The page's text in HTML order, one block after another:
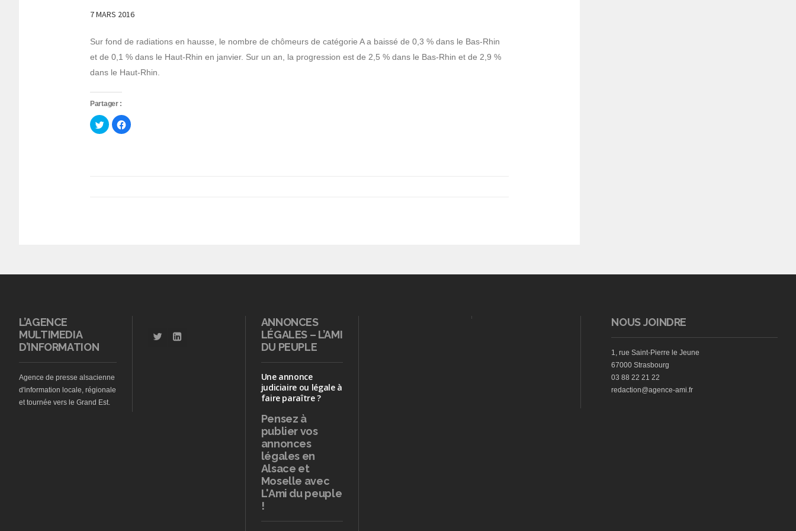
7 MARS 2016
Sur fond de radiations en hausse, le nombre de chômeurs de catégorie A a baissé de 0,3 % dans le Bas-Rhin
et de 0,1 % dans le Haut-Rhin en janvier. Sur un an, la progression est de 2,5 % dans le Bas-Rhin et de 2,9 %
dans le Haut-Rhin.
Partager :
Cliquez
pour
partager
Cliquez
pour
L’AGENCE
MULTIMEDIA
D’INFORMATION
Agence de presse alsacienne
d'information locale, régionale
et tournée vers le Grand Est.
ANNONCES
LÉGALES – L’AMI
DU PEUPLE
Une annonce
judiciaire ou légale à
faire paraître ?
Pensez à
publiervos
annonces
légales en
Alsace et
Moselle avec
L'Ami du peuple
!
NOUS JOINDRE
1, rue Saint-Pierre le Jeune
67000 Strasbourg
03 88 22 21 22
redaction@agence-ami.fr